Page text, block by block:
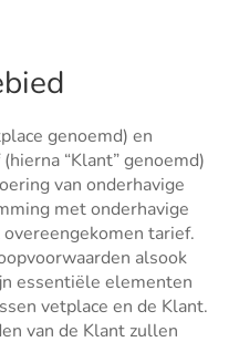
genoemd) en
“Klant” genoemd)
van onderhavige
met onderhavige
tarief.
alsook
essentiële elementen
vetplace en de Klant.
van de Klant zullen